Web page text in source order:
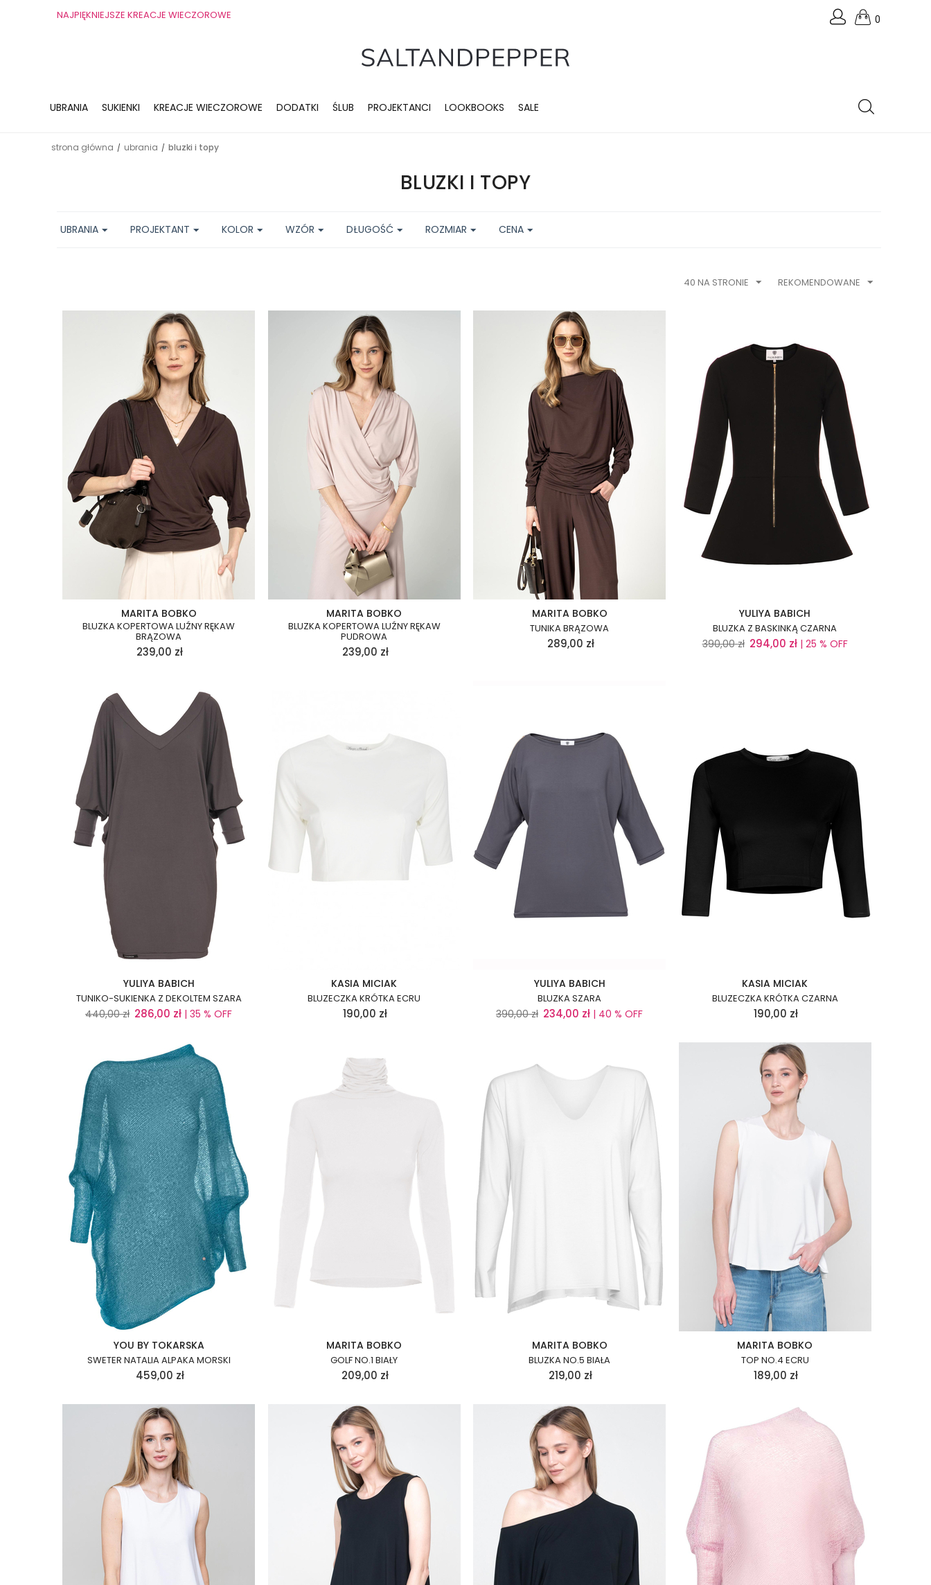
NAJPIĘKNIEJSZE KREACJE WIECZOROWE 0
UBRANIA SUKIENKI KREACJE WIECZOROWE DODATKI ŚLUB PROJEKTANCI LOOKBOOKS SALE
strona główna / ubrania / bluzki i topy
BLUZKI I TOPY
UBRANIA PROJEKTANT KOLOR WZÓR DŁUGOŚĆ ROZMIAR CENA
REKOMENDOWANE
40 NA STRONIE
MARITA BOBKO
BLUZKA KOPERTOWA LUŹNY RĘKAW
BRĄZOWA
239,00 zł
MARITA BOBKO
BLUZKA KOPERTOWA LUŹNY RĘKAW
PUDROWA
239,00 zł
MARITA BOBKO
TUNIKA BRĄZOWA
289,00 zł
YULIYA BABICH
BLUZKA Z BASKINKĄ CZARNA
390,00 zł 294,00 zł| 25 % OFF
YULIYA BABICH
TUNIKO-SUKIENKA Z DEKOLTEM SZARA
440,00 zł 286,00 zł | 35 % OFF
KASIA MICIAK
BLUZECZKA KRÓTKA ECRU
190,00 zł
YULIYA BABICH
BLUZKA SZARA
390,00 zł 234,00 zł | 40 % OFF
KASIA MICIAK
BLUZECZKA KRÓTKA CZARNA
190,00 zł
YOU BY TOKARSKA
SWETER NATALIA ALPAKA MORSKI
459,00 zł
MARITA BOBKO
GOLF NO.1 BIAŁY
209,00 zł
MARITA BOBKO
BLUZKA NO.5 BIAŁA
219,00 zł
MARITA BOBKO
TOP NO.4 ECRU
189,00 zł